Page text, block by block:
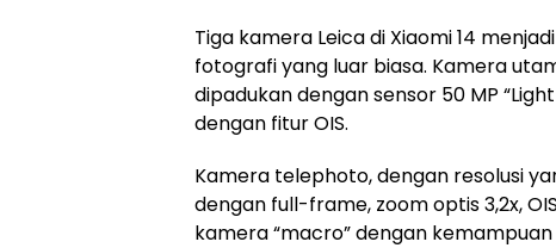
Tiga kamera Leica di Xiaomi 14
fotografi yang luar biasa. Kamera
dipadukan dengan sensor 50 MP
dengan fitur OIS.
Kamera telephoto, dengan resolusi
dengan full-frame, zoom optis 3,2x,
kamera “macro” dengan